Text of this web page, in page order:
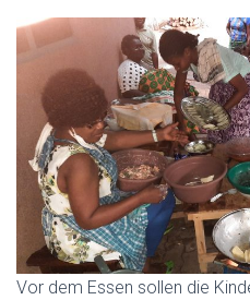
Vor dem Essen sollen die